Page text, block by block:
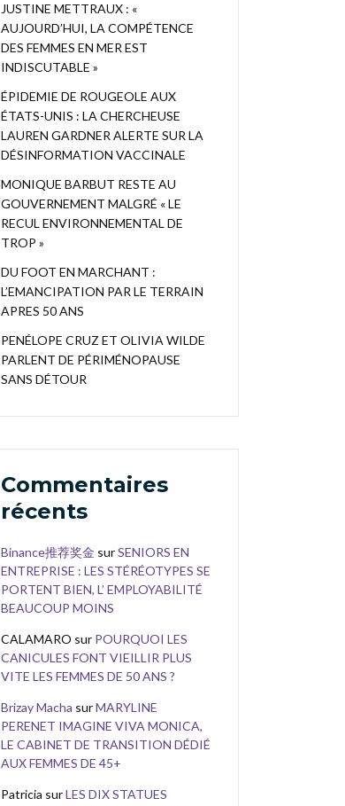
JUSTINE METTRAUX : «
AUJOURD’HUI, LA COMPÉTENCE
DES FEMMES EN MER EST
INDISCUTABLE »
ÉPIDEMIE DE ROUGEOLE AUX
ÉTATS-UNIS : LA CHERCHEUSE
LAUREN GARDNER ALERTE SUR LA
DÉSINFORMATION VACCINALE
MONIQUE BARBUT RESTE AU
GOUVERNEMENT MALGRÉ « LE
RECUL ENVIRONNEMENTAL DE
TROP »
DU FOOT EN MARCHANT :
L’EMANCIPATION PAR LE TERRAIN
APRES 50 ANS
PENÉLOPE CRUZ ET OLIVIA WILDE
PARLENT DE PÉRIMÉNOPAUSE
SANS DÉTOUR
Commentaires
récents
Binance推荐奖金 surSENIORS EN
ENTREPRISE : LES STÉRÉOTYPES SE
PORTENT BIEN, L’ EMPLOYABILITÉ
BEAUCOUP MOINS
CALAMARO sur POURQUOI LES
CANICULES FONT VIEILLIR PLUS
VITE LES FEMMES DE 50 ANS ?
Brizay Macha surMARYLINE
PERENET IMAGINE VIVA MONICA,
LE CABINET DE TRANSITION DÉDIÉ
AUX FEMMES DE 45+
Patricia surLES DIX STATUES